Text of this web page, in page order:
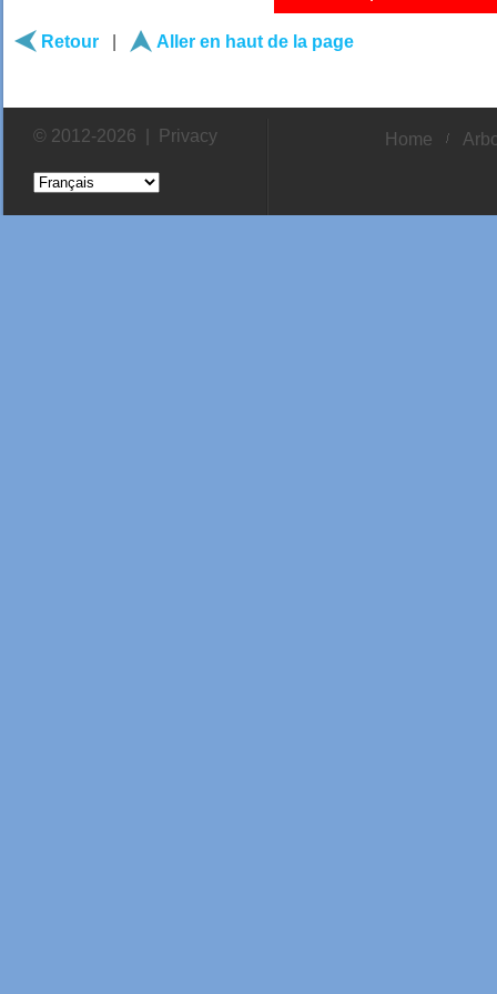
Retour Aller en haut de la page
© 2012-2026 | Privacy Home